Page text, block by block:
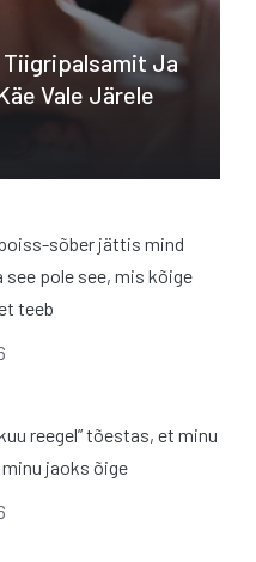
Ja
Vale Järele
poiss-sõber jättis mind
see pole see, mis kõige
teeb
reegel” tõestas, et minu
jaoks õige